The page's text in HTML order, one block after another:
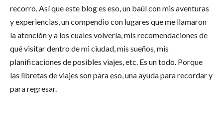
recorro. Así que este blog es eso, un baúl con mis aventuras
y experiencias, un compendio con lugares que me llamaron
la atención y a los cuales volvería, mis recomendaciones de
qué visitar dentro de mi ciudad, mis sueños, mis
planificaciones de posibles viajes, etc. Es un todo. Porque
las libretas de viajes son para eso, una ayuda para recordar y
para regresar.